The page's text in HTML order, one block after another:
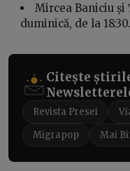
Mircea Baniciu și
duminică, de la
Citește
Revista Presei
Migrapop
Mai